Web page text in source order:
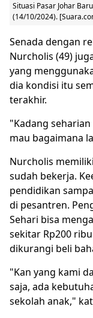
Situasi Pasar Johar
(14/10/2024).
Senada dengan
Nurcholis (49)
yang
dia kondisi itu
terakhir.
"Kadang
mau bagaimana
Nurcholis
sudah bekerja.
pendidikan
di pesantren.
Sehari bisa
sekitar Rp200
dikurangi beli
"Kan yang kami
saja, ada
sekolah anak,"